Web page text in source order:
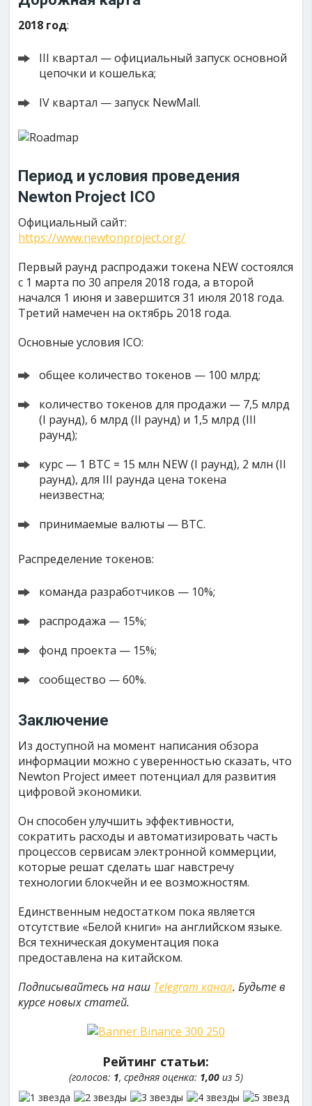
2018 год:
III квартал — официальный запуск основной
цепочки и кошелька;
IV квартал — запуск NewMall.
Период и условия проведения
Newton Project ICO
Официальный сайт:
https://www.newtonproject.org/
Первый раунд распродажи токена NEW состоялся
с 1 марта по 30 апреля 2018 года, а второй
начался 1 июня и завершится 31 июля 2018 года.
Третий намечен на октябрь 2018 года.
Основные условия ICO:
общее количество токенов — 100 млрд;
количество токенов для продажи — 7,5 млрд
(I раунд), 6 млрд (II раунд) и 1,5 млрд (III
раунд);
курс — 1 BTC = 15 млн NEW (I раунд), 2 млн (II
раунд), для III раунда цена токена
неизвестна;
принимаемые валюты — BTC.
Распределение токенов:
команда разработчиков — 10%;
распродажа — 15%;
фонд проекта — 15%;
сообщество — 60%.
Заключение
Из доступной на момент написания обзора
информации можно с уверенностью сказать, что
Newton Project имеет потенциал для развития
цифровой экономики.
Он способен улучшить эффективности,
сократить расходы и автоматизировать часть
процессов сервисам электронной коммерции,
которые решат сделать шаг навстречу
технологии блокчейн и ее возможностям.
Единственным недостатком пока является
отсутствие «Белой книги» на английском языке.
Вся техническая документация пока
предоставлена на китайском.
Подписывайтесь на наш Telegram канал. Будьте в
курсе новых статей.
Рейтинг статьи:
(голосов: 1, средняя оценка: 1,00из 5)